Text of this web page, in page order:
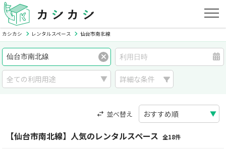
カシカシ レンタルスペース 仙台市南北線
詳細な条件
並べ替え
【仙台市南北線】人気のレンタルスペース 全18件